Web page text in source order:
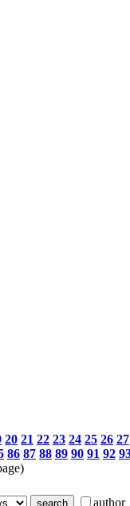
20 21 22 23 24 25 26 27
86 87 88 89 90 91 92
author